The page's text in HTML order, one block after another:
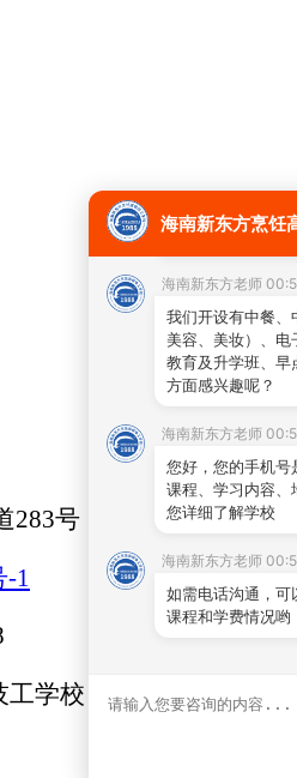
283号
1
工学校
海南新东方烹饪
留下【姓名+电话
情！
海南新东方老师
我们开设有中餐、
美容、美妆）、电
教育及升学班、早
方面感兴趣呢？
海南新东方老师
您好，您的手机号
课程、学习内容、
您详细了解学校
海南新东方老师
如需电话沟通，可
课程和学费情况哟